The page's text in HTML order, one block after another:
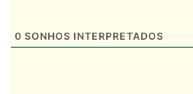
0 SONHOS INTERPRETADOS